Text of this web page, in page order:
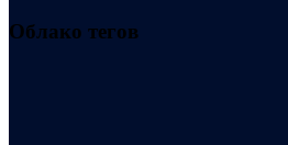
Облако тегов